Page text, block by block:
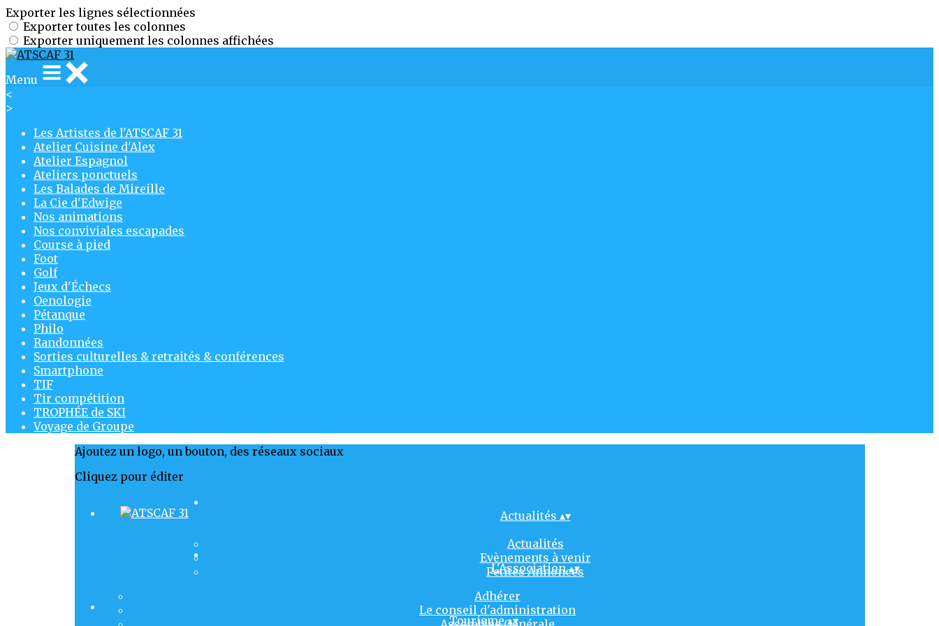
Exporter les lignes sélectionnées
Exporter toutes les colonnes
Exporter uniquement les colonnes affichées
Menu
<
>
Les Artistes de l'ATSCAF 31
Atelier Cuisine d'Alex
Atelier Espagnol
Ateliers ponctuels
Les Balades de Mireille
La Cie d'Edwige
Nos animations
Nos conviviales escapades
Course à pied
Foot
Golf
Jeux d'Échecs
Oenologie
Pétanque
Philo
Randonnées
Sorties culturelles & retraités & conférences
Smartphone
TIF
Tir compétition
TROPHÉE de SKI
Voyage de Groupe
Ajoutez un logo, un bouton, des réseaux sociaux
Cliquez pour éditer
Actualités ▴▾
Actualités
Evènements à venir
Petites Annonces
L'Association▴▾
Adhérer
Le conseil d'administration
Tourisme▴▾